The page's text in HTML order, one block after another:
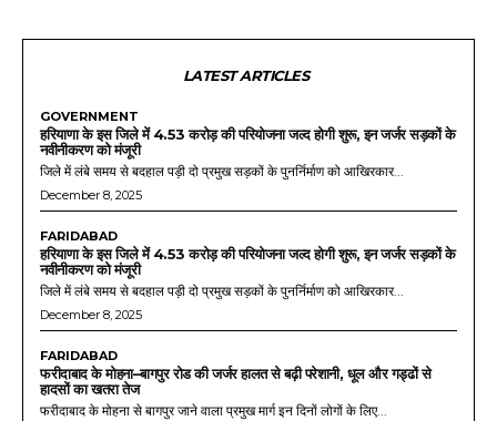
LATEST ARTICLES
GOVERNMENT
हरियाणा के इस जिले में 4.53 करोड़ की परियोजना जल्द होगी शुरू, इन जर्जर सड़कों के
नवीनीकरण को मंजूरी
जिले में लंबे समय से बदहाल पड़ी दो प्रमुख सड़कों के पुनर्निर्माण को आखिरकार...
December 8, 2025
FARIDABAD
हरियाणा के इस जिले में 4.53 करोड़ की परियोजना जल्द होगी शुरू, इन जर्जर सड़कों के
नवीनीकरण को मंजूरी
जिले में लंबे समय से बदहाल पड़ी दो प्रमुख सड़कों के पुनर्निर्माण को आखिरकार...
December 8, 2025
FARIDABAD
फरीदाबाद के मोहना–बागपुर रोड की जर्जर हालत से बढ़ी परेशानी, धूल और गड्ढों से
हादसों का खतरा तेज
फरीदाबाद के मोहना से बागपुर जाने वाला प्रमुख मार्ग इन दिनों लोगों के लिए...